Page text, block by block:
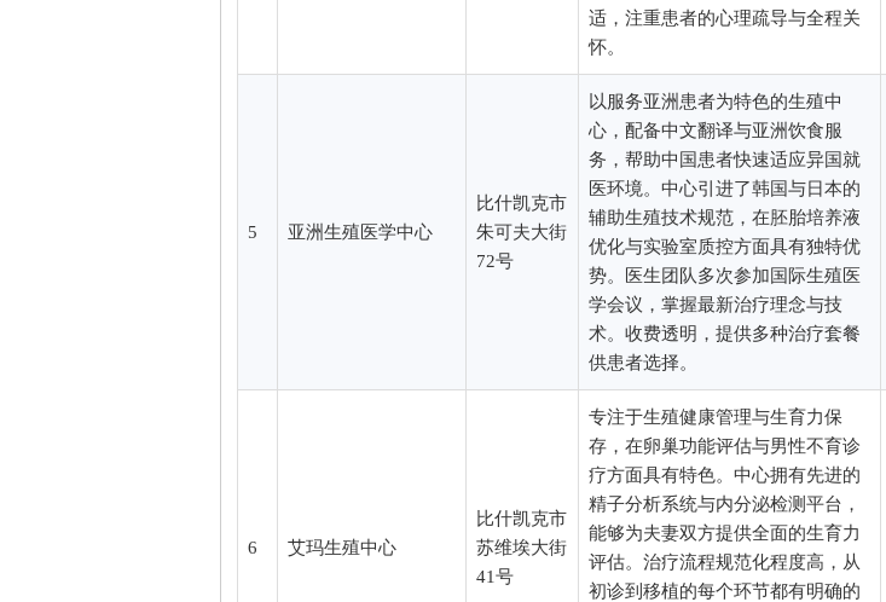
适，注重患者的心理疏导与全程关
怀。
5 亚洲生殖医学中心
比什凯克市
朱可夫大街
72号
以服务亚洲患者为特色的生殖中
心，配备中文翻译与亚洲饮食服
务，帮助中国患者快速适应异国就
医环境。中心引进了韩国与日本的
辅助生殖技术规范，在胚胎培养液
优化与实验室质控方面具有独特优
势。医生团队多次参加国际生殖医
学会议，掌握最新治疗理念与技
术。收费透明，提供多种治疗套餐
供患者选择。
6 艾玛生殖中心
比什凯克市
苏维埃大街
41号
专注于生殖健康管理与生育力保
存，在卵巢功能评估与男性不育诊
疗方面具有特色。中心拥有先进的
精子分析系统与内分泌检测平台，
能够为夫妻双方提供全面的生育力
评估。治疗流程规范化程度高，从
初诊到移植的每个环节都有明确的